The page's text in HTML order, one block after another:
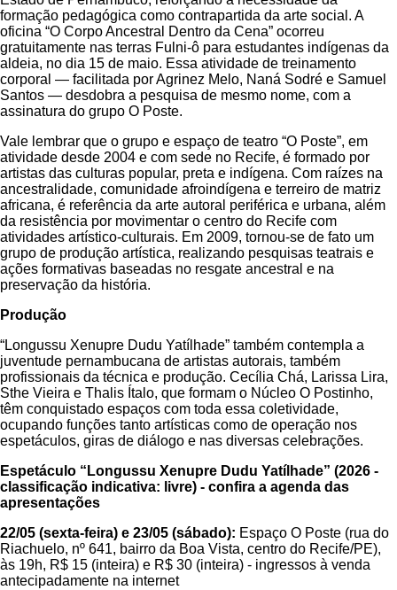
formação pedagógica como contrapartida da arte social. A
oficina “O Corpo Ancestral Dentro da Cena” ocorreu
gratuitamente nas terras Fulni-ô para estudantes indígenas da
aldeia, no dia 15 de maio. Essa atividade de treinamento
corporal — facilitada por Agrinez Melo, Naná Sodré e Samuel
Santos — desdobra a pesquisa de mesmo nome, com a
assinatura do grupo O Poste.
Vale lembrar que o grupo e espaço de teatro “O Poste”, em
atividade desde 2004 e com sede no Recife, é formado por
artistas das culturas popular, preta e indígena. Com raízes na
ancestralidade, comunidade afroindígena e terreiro de matriz
africana, é referência da arte autoral periférica e urbana, além
da resistência por movimentar o centro do Recife com
atividades artístico-culturais. Em 2009, tornou-se de fato um
grupo de produção artística, realizando pesquisas teatrais e
ações formativas baseadas no resgate ancestral e na
preservação da história.
Produção
“Longussu Xenupre Dudu Yatílhade” também contempla a
juventude pernambucana de artistas autorais, também
profissionais da técnica e produção. Cecília Chá, Larissa Lira,
Sthe Vieira e Thalis Ítalo, que formam o Núcleo O Postinho,
têm conquistado espaços com toda essa coletividade,
ocupando funções tanto artísticas como de operação nos
espetáculos, giras de diálogo e nas diversas celebrações.
Espetáculo “Longussu Xenupre Dudu Yatílhade” (2026 -
classificação indicativa: livre) - confira a agenda das
apresentações
22/05 (sexta-feira) e 23/05 (sábado): Espaço O Poste (rua do
Riachuelo, nº 641, bairro da Boa Vista, centro do Recife/PE),
às 19h, R$ 15 (inteira) e R$ 30 (inteira) - ingressos à venda
antecipadamente na internet